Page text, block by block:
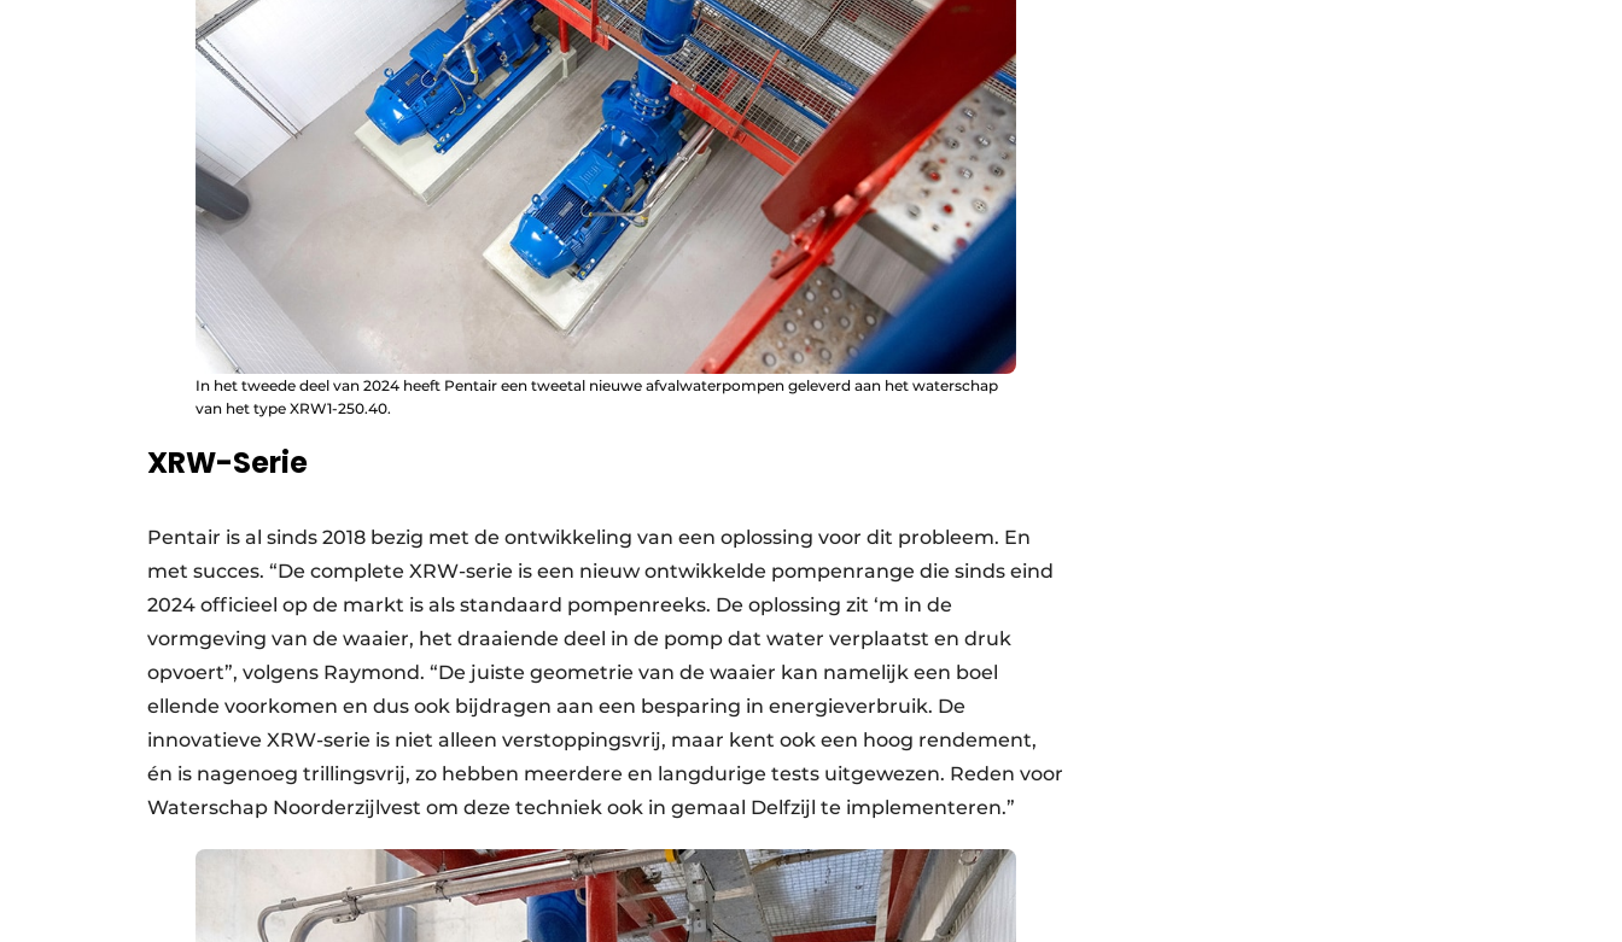
In het tweede deel van 2024 heeft Pentair een tweetal nieuwe afvalwaterpompen geleverd aan het waterschap
van het type XRW1-250.40.
XRW-Serie
Pentair is al sinds 2018 bezig met de ontwikkeling van een oplossing voor dit probleem. En
met succes. “De complete XRW-serie is een nieuw ontwikkelde pompenrange die sinds eind
2024 officieel op de markt is als standaard pompenreeks. De oplossing zit ‘m in de
vormgeving van de waaier, het draaiende deel in de pomp dat water verplaatst en druk
opvoert”, volgens Raymond. “De juiste geometrie van de waaier kan namelijk een boel
ellende voorkomen en dus ook bijdragen aan een besparing in energieverbruik. De
innovatieve XRW-serie is niet alleen verstoppingsvrij, maar kent ook een hoog rendement,
én is nagenoeg trillingsvrij, zo hebben meerdere en langdurige tests uitgewezen. Reden voor
Waterschap Noorderzijlvest om deze techniek ook in gemaal Delfzijl te implementeren.”